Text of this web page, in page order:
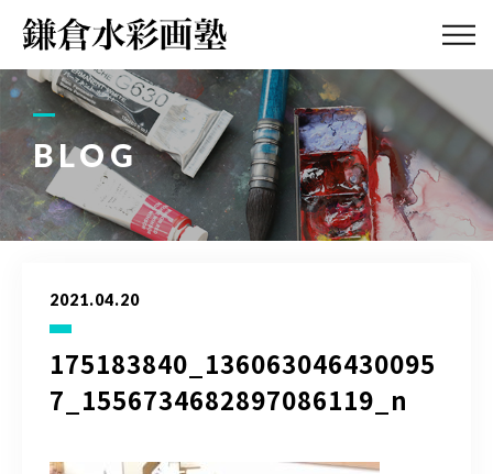
BLOG
2021.04.20
175183840_136063046430095
7_1556734682897086119_n
ABOUT
画塾紹介・
アクセス
LESSON
教室案内
BLOG